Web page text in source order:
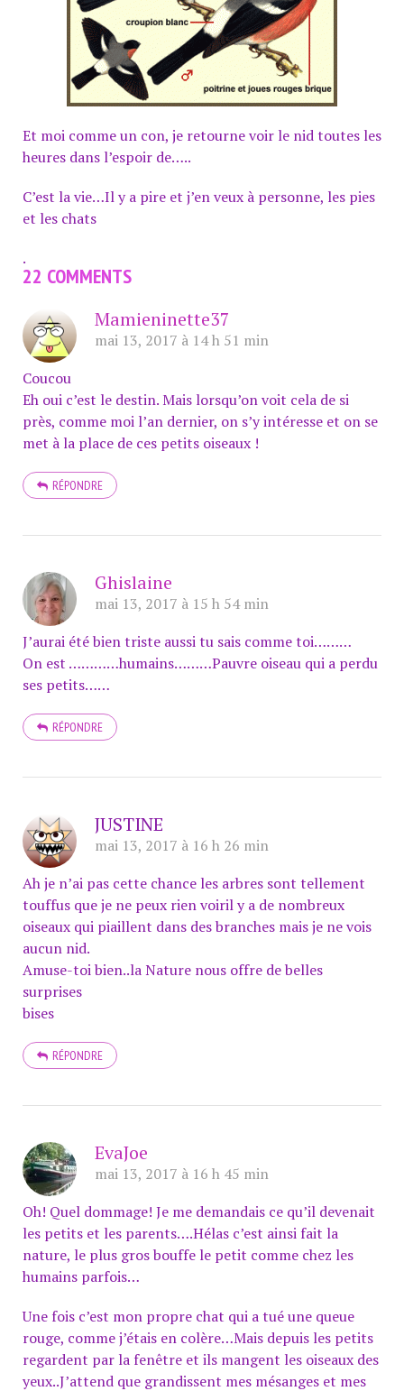
Et moi comme un con, je retourne voir le nid toutes les
heures dans l’espoir de…..
C’est la vie…Ily a pire et j’en veux à personne, les pies
et les chats
.
22 COMMENTS
Mamieninette37
mai 13, 2017 à 14 h 51 min
Coucou
Eh oui c’est le destin. Mais lorsqu’on voit cela de si
près, comme moi l’an dernier, on s’y intéresse et on se
met à la place de ces petits oiseaux !
RÉPONDRE
Ghislaine
mai 13, 2017 à 15 h 54 min
J’aurai été bien triste aussi tu sais comme toi………
On est …………humains………Pauvre oiseau qui a perdu
ses petits……
RÉPONDRE
JUSTINE
mai 13, 2017 à 16 h 26 min
Ah je n’ai pas cette chance les arbres sont tellement
touffus que je ne peux rien voiril y a de nombreux
oiseaux qui piaillent dans des branches mais je ne vois
aucun nid.
Amuse-toi bien..la Nature nous offre de belles
surprises
bises
RÉPONDRE
EvaJoe
mai 13, 2017 à 16 h 45 min
Oh! Quel dommage! Je me demandais ce qu’il devenait
les petits et les parents….Hélas c’est ainsi fait la
nature, le plus gros bouffe le petit comme chez les
humains parfois…
Une fois c’est mon propre chat qui a tué une queue
rouge, comme j’étais en colère…Mais depuis les petits
regardent par la fenêtre et ils mangent les oiseaux des
yeux..J’attend que grandissent mes mésanges et mes